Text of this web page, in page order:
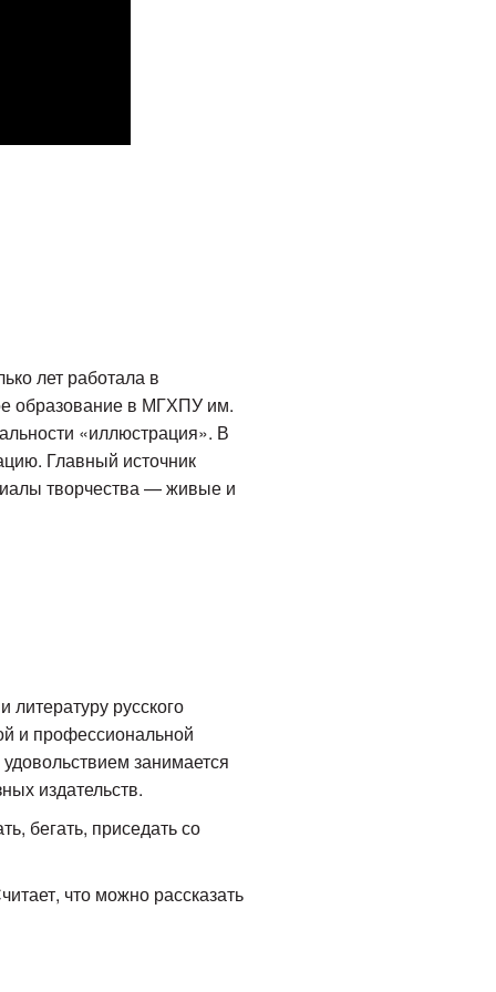
лет работала в
образование в МГХПУ им.
«иллюстрация». В
Главный источник
творчества — живые и
русского
и профессиональной
занимается
издательств.
бегать, приседать со
что можно рассказать